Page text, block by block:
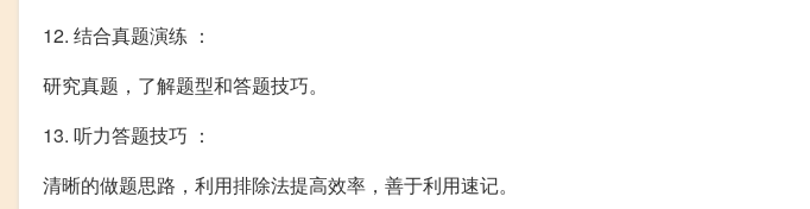
12. 结合真题演练 ：
研究真题，了解题型和答题技巧。
13. 听力答题技巧 ：
清晰的做题思路，利用排除法提高效率，善于利用速记。